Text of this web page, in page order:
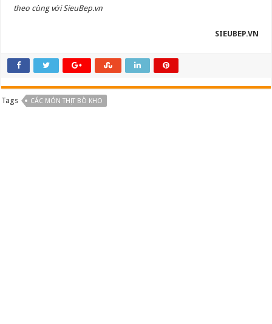
theo cùng với SieuBep.vn
SIEUBEP.VN
Tags CÁC MÓN THỊT BÒ KHO